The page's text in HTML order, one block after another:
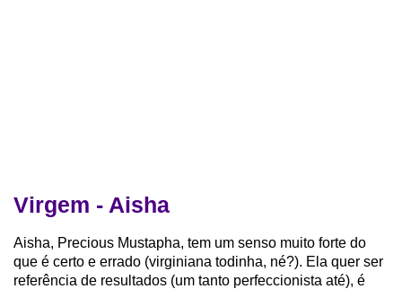
Virgem - Aisha
Aisha, Precious Mustapha, tem um senso muito forte do
que é certo e errado (virginiana todinha, né?). Ela quer ser
referência de resultados (um tanto perfeccionista até), é